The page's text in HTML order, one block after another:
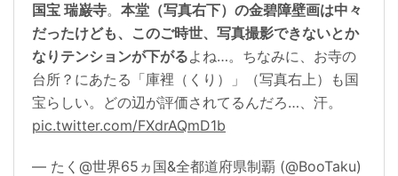
国宝 瑞巌寺。 本堂（写真右下）の金碧障壁画は中々
だったけども、このご時世、写真撮影できないとか
なりテンションが下がるよね…。ちなみに、お寺の
台所？にあたる「庫裡（くり）」（写真右上）も国
宝らしい。どの辺が評価されてるんだろ…、汗。
pic.twitter.com/FXdrAQmD1b
— たく@世界65ヵ国&全都道府県制覇 (@BooTaku)